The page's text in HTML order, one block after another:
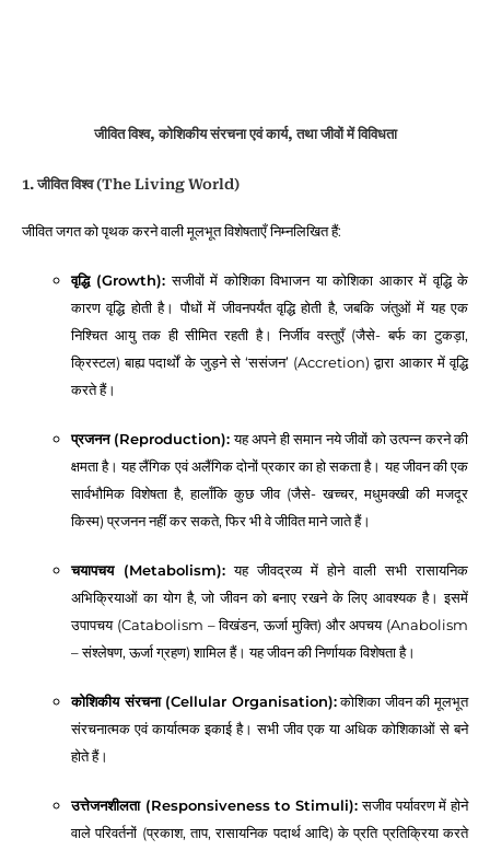
जीवित विश्व, कोशिकीय संरचना एवं कार्य, तथा जीवों में विविधता
1. जीवित विश्व (The Living World)
जीवित जगत को पृथक करने वाली मूलभूत विशेषताएँ निम्नलिखित हैं:
वृद्धि (Growth): सजीवों में कोशिका विभाजन या कोशिका आकार में वृद्धि के
कारण वृद्धि होती है। पौधों में जीवनपर्यंत वृद्धि होती है, जबकि जंतुओं में यह एक
निश्चित आयु तक ही सीमित रहती है। निर्जीव वस्तुएँ (जैसे- बर्फ का टुकड़ा,
क्रिस्टल) बाह्य पदार्थों के जुड़ने से ‘ससंजन’ (Accretion) द्वारा आकार में वृद्धि
करते हैं।
प्रजनन (Reproduction):यह अपने ही समान नये जीवों को उत्पन्न करने की
क्षमता है। यह लैंगिक एवं अलैंगिक दोनों प्रकार का हो सकता है। यह जीवन की एक
सार्वभौमिक विशेषता है, हालाँकि कुछ जीव (जैसे- खच्चर, मधुमक्खी की मजदूर
किस्म) प्रजनन नहीं कर सकते, फिर भी वे जीवित माने जाते हैं।
चयापचय (Metabolism): यह जीवद्रव्य में होने वाली सभी रासायनिक
अभिक्रियाओं का योग है, जो जीवन को बनाए रखने के लिए आवश्यक है। इसमें
उपापचय (Catabolism – विखंडन, ऊर्जा मुक्ति) और अपचय (Anabolism
– संश्लेषण, ऊर्जा ग्रहण) शामिल हैं। यह जीवन की निर्णायक विशेषता है।
कोशिकीय संरचना (Cellular Organisation):कोशिका जीवन की मूलभूत
संरचनात्मक एवं कार्यात्मक इकाई है। सभी जीव एक या अधिक कोशिकाओं से बने
होते हैं।
उत्तेजनशीलता (Responsiveness to Stimuli):सजीव पर्यावरण में होने
वाले परिवर्तनों (प्रकाश, ताप, रासायनिक पदार्थ आदि) के प्रति प्रतिक्रिया करते